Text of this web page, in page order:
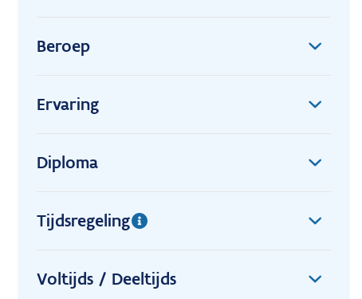
Beroep
Ervaring
Diploma
Tijdsregeling
Voltijds / Deeltijds